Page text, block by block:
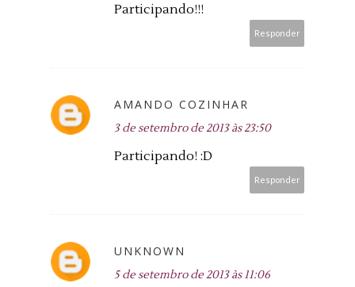
Participando!!!
Responder
AMANDO COZINHAR
3 de setembro de 2013 às 23:50
Participando! :D
Responder
UNKNOWN
5 de setembro de 2013 às 11:06